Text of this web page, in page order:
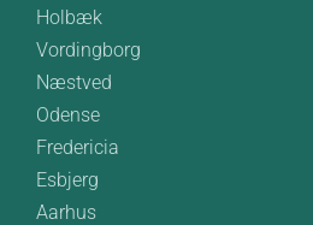
Holbæk
Vordingborg
Næstved
Odense
Fredericia
Esbjerg
Aarhus